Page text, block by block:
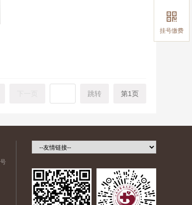
跳转 第1页

挂号缴费